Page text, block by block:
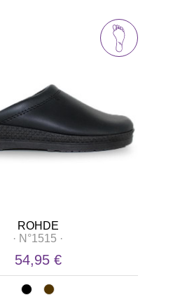
ROHDE
· N°1515 ·
54,95 €